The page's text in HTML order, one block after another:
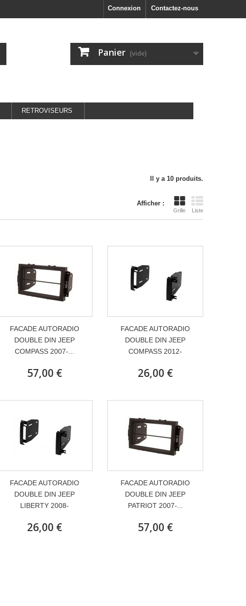
Contactez-nous
Connexion
Panier (vide)
RETROVISEURS
Il y a 10 produits.
Afficher :
Grille Liste
FACADE AUTORADIO
DOUBLE DIN JEEP
COMPASS 2007-...
57,00 €
FACADE AUTORADIO
DOUBLE DIN JEEP
COMPASS 2012-
26,00 €
FACADE AUTORADIO
DOUBLE DIN JEEP
LIBERTY 2008-
26,00 €
FACADE AUTORADIO
DOUBLE DIN JEEP
PATRIOT 2007-...
57,00 €